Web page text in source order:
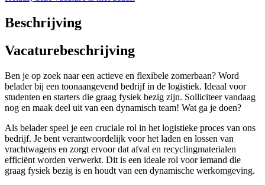
Beschrijving
Vacaturebeschrijving
Ben je op zoek naar een actieve en flexibele zomerbaan? Word
belader bij een toonaangevend bedrijf in de logistiek. Ideaal voor
studenten en starters die graag fysiek bezig zijn. Solliciteer vandaag
nog en maak deel uit van een dynamisch team! Wat ga je doen?
Als belader speel je een cruciale rol in het logistieke proces van ons
bedrijf. Je bent verantwoordelijk voor het laden en lossen van
vrachtwagens en zorgt ervoor dat afval en recyclingmaterialen
efficiënt worden verwerkt. Dit is een ideale rol voor iemand die
graag fysiek bezig is en houdt van een dynamische werkomgeving.